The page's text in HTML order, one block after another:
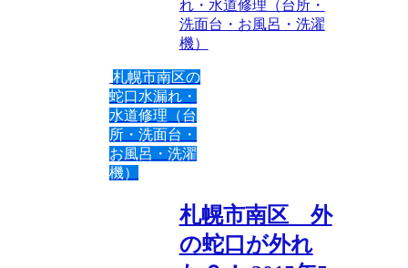
れ・水道修理（台所・
洗面台・お風呂・洗濯
機）
札幌市南区の
蛇口水漏れ・
水道修理（台
所・洗面台・
お風呂・洗濯
機）
札幌市南区 外
の蛇口が外れ